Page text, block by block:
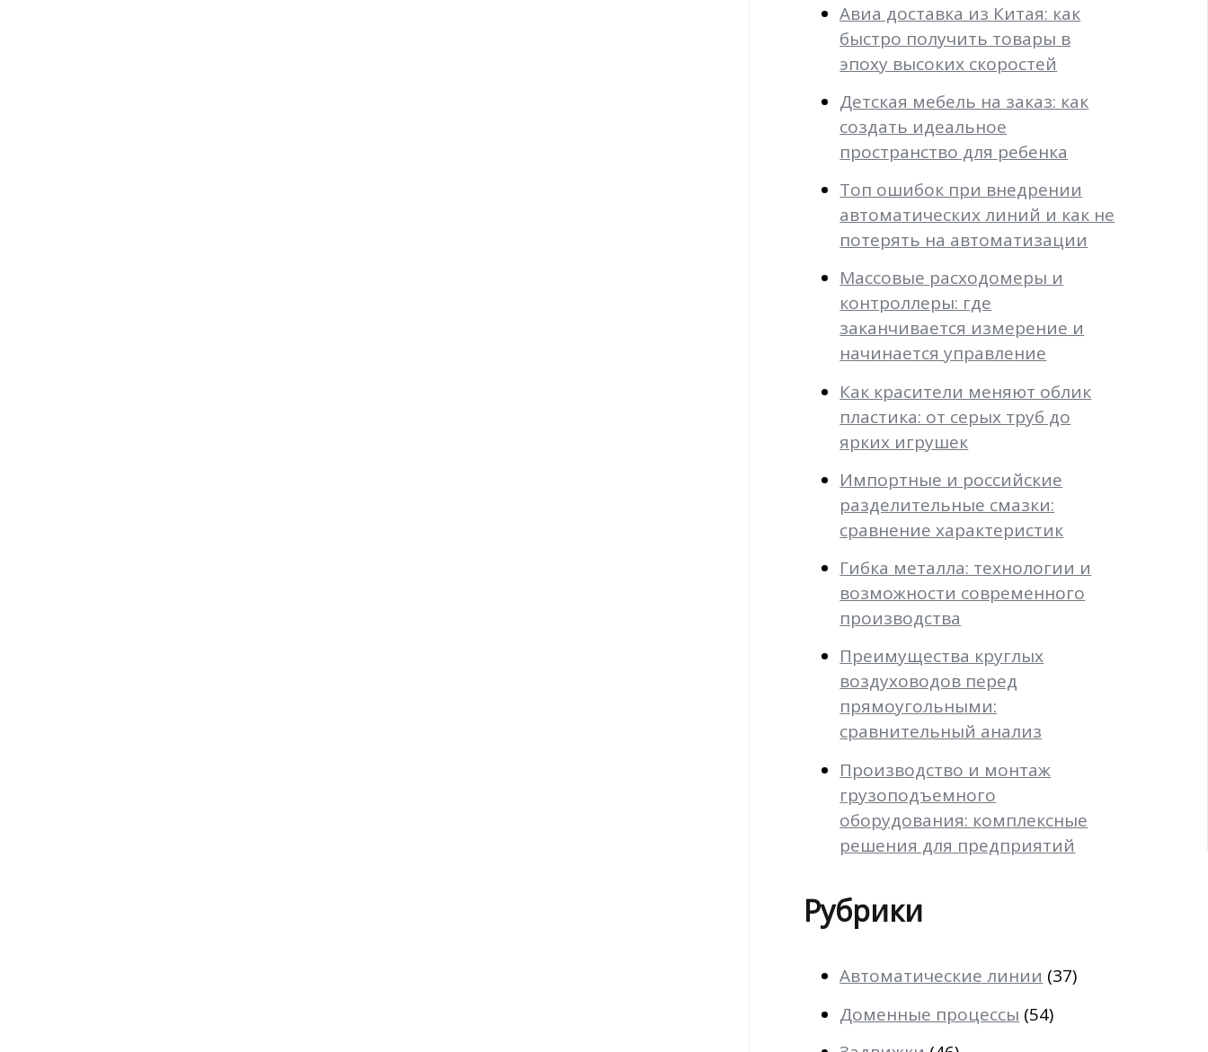
Авиа доставка из Китая: как
быстро получить товары в
эпоху высоких скоростей
Детская мебель на заказ: как
создать идеальное
пространство для ребенка
Топ ошибок при внедрении
автоматических линий и как не
потерять на автоматизации
Массовые расходомеры и
контроллеры: где
заканчивается измерение и
начинается управление
Как красители меняют облик
пластика: от серых труб до
ярких игрушек
Импортные и российские
разделительные смазки:
сравнение характеристик
Гибка металла: технологии и
возможности современного
производства
Преимущества круглых
воздуховодов перед
прямоугольными:
сравнительный анализ
Производство и монтаж
грузоподъемного
оборудования: комплексные
решения для предприятий
Рубрики
Автоматические линии (37)
Доменные процессы (54)